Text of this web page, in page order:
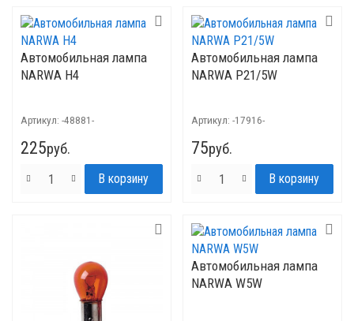
Автомобильная лампа
NARWA H4
Артикул: -48881-
225руб.
Автомобильная лампа
NARWA P21/5W
Артикул: -17916-
75руб.
Автомобильная лампа
NARWA W5W